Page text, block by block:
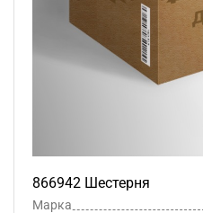
866942 Шестерня
Марка